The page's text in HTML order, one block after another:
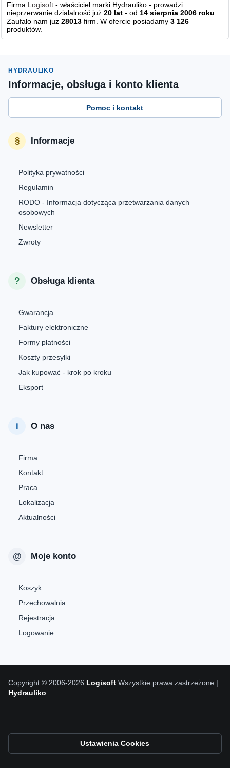
Firma Logisoft - właściciel marki Hydrauliko - prowadzi
nieprzerwanie działalność już20 lat - od14 sierpnia 2006 roku.
Zaufało nam już28013 firm. W ofercie posiadamy3 126
produktów.
HYDRAULIKO
Informacje, obsługa i konto klienta
Pomoc i kontakt
Informacje
Polityka prywatności
Regulamin
RODO - Informacja dotycząca przetwarzania danych
osobowych
Newsletter
Zwroty
Obsługa klienta
Gwarancja
Faktury elektroniczne
Formy płatności
Koszty przesyłki
Jak kupować - krok po kroku
Eksport
O nas
Firma
Kontakt
Praca
Lokalizacja
Aktualności
Moje konto
Koszyk
Przechowalnia
Rejestracja
Logowanie
Copyright © 2006-2026 Logisoft Wszystkie prawa zastrzeżone |
Hydrauliko
Ustawienia Cookies